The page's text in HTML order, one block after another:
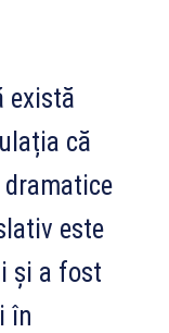
există
că
este
și a fost
în